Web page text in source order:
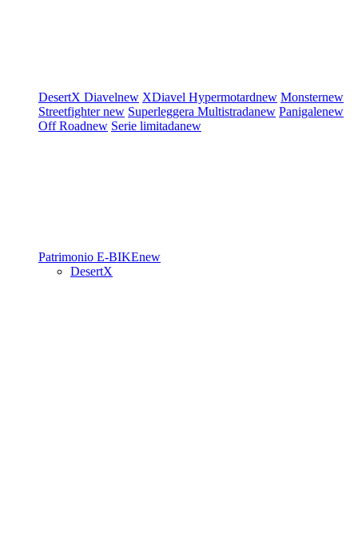
DesertX Diavelnew XDiavel Hypermotardnew Monsternew
Streetfighternew Superleggera Multistradanew Panigalenew
Off Roadnew Serie limitadanew
Patrimonio E-BIKEnew
DesertX